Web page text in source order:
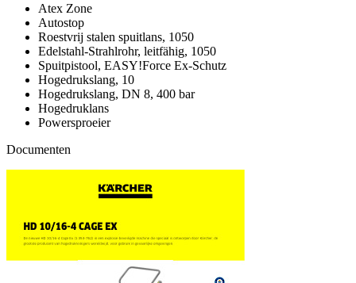
Atex Zone
Autostop
Roestvrij stalen spuitlans, 1050
Edelstahl-Strahlrohr, leitfähig, 1050
Spuitpistool, EASY!Force Ex-Schutz
Hogedrukslang, 10
Hogedrukslang, DN 8, 400 bar
Hogedruklans
Powersproeier
Documenten